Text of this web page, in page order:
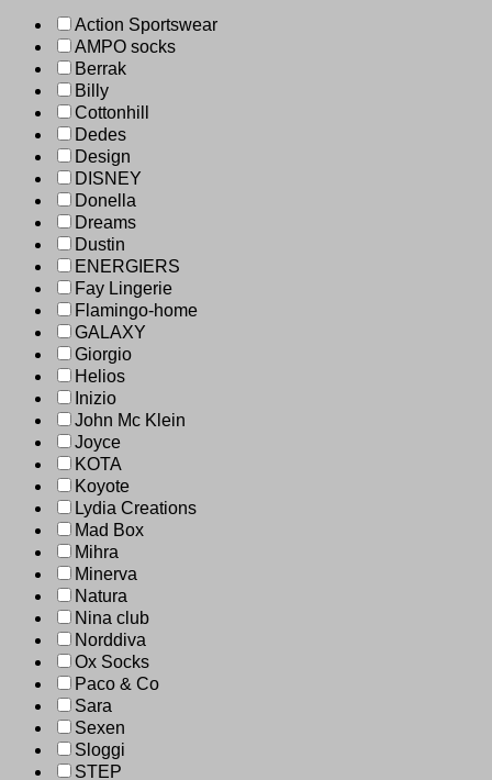
Action Sportswear
AMPO socks
Berrak
Billy
Cottonhill
Dedes
Design
DISNEY
Donella
Dreams
Dustin
ENERGIERS
Fay Lingerie
Flamingo-home
GALAXY
Giorgio
Helios
Inizio
John Mc Klein
Joyce
KOTA
Koyote
Lydia Creations
Mad Box
Mihra
Minerva
Natura
Nina club
Norddiva
Ox Socks
Paco & Co
Sara
Sexen
Sloggi
STEP